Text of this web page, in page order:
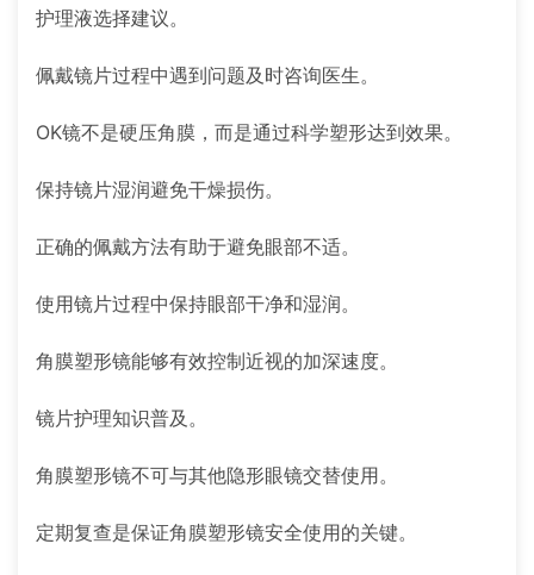
护理液选择建议。
佩戴镜片过程中遇到问题及时咨询医生。
OK镜不是硬压角膜，而是通过科学塑形达到效果。
保持镜片湿润避免干燥损伤。
正确的佩戴方法有助于避免眼部不适。
使用镜片过程中保持眼部干净和湿润。
角膜塑形镜能够有效控制近视的加深速度。
镜片护理知识普及。
角膜塑形镜不可与其他隐形眼镜交替使用。
定期复查是保证角膜塑形镜安全使用的关键。